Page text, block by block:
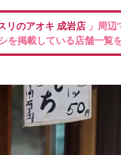
リのアオキ 成岩店 」周辺
を掲載している店舗一覧